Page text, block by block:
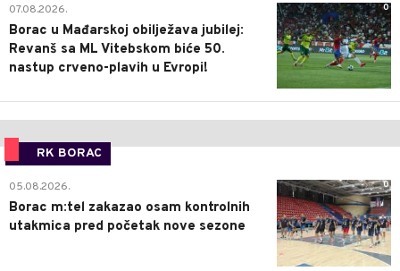
0
07.08.2026.
Borac u Mađarskoj obilježava jubilej:
Revanš sa ML Vitebskom biće 50.
nastup crveno-plavih u Evropi!
RK BORAC
0
05.08.2026.
Borac m:tel zakazao osam kontrolnih
utakmica pred početak nove sezone